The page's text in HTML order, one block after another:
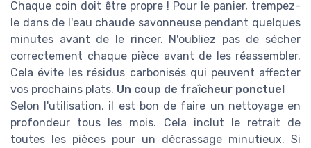
Chaque coin doit être propre ! Pour le panier, trempez-
le dans de l'eau chaude savonneuse pendant quelques
minutes avant de le rincer. N'oubliez pas de sécher
correctement chaque pièce avant de les réassembler.
Cela évite les résidus carbonisés qui peuvent affecter
vos prochains plats. Un coup de fraîcheur ponctuel
Selon l'utilisation, il est bon de faire un nettoyage en
profondeur tous les mois. Cela inclut le retrait de
toutes les pièces pour un décrassage minutieux. Si